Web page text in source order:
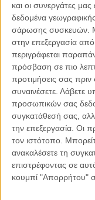
και οι συνεργάτες
δεδομένα
σάρωσης συσκευών.
στην επεξεργασία
περιγράφεται
πρόσβαση σε πιο
προτιμήσεις σας πριν
συναινέσετε. Λάβετε
προσωπικών σας
συγκατάθεσή σας,
την επεξεργασία. Οι
τον ιστότοπο.
ανακαλέσετε τη
επιστρέφοντας σε
κουμπί "Απορρήτου"
Είναι να κάνεις
Να μην ειρωνευτείς.
τον άλλον. Να μην
«πρέπει να σε
φεύγουμε σιγά-σιγά
διακριτικά να
κλήσεις.
Ίσως τελικά αυτό να
άλλον να σου πει μια
ακόμη κι αν το φως
Κοινοποιήστε: